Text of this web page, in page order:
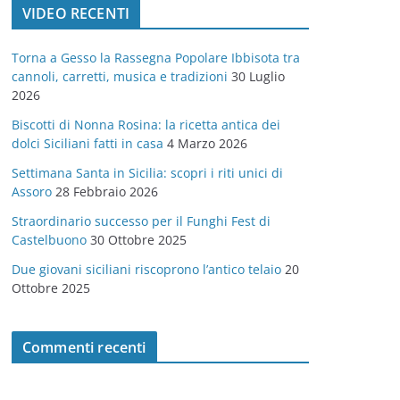
o
r
e
VIDEO RECENTI
Torna a Gesso la Rassegna Popolare Ibbisota tra
cannoli, carretti, musica e tradizioni 30 Luglio
2026
Biscotti di Nonna Rosina: la ricetta antica dei
dolci Siciliani fatti in casa 4 Marzo 2026
Settimana Santa in Sicilia: scopri i riti unici di
Assoro 28 Febbraio 2026
Straordinario successo per il Funghi Fest di
Castelbuono 30 Ottobre 2025
Due giovani siciliani riscoprono l’antico telaio 20
Ottobre 2025
Commenti recenti